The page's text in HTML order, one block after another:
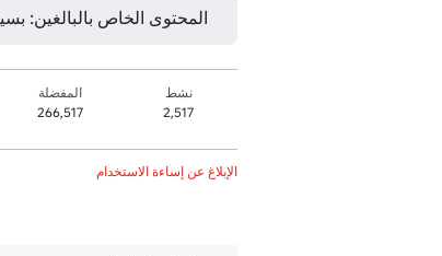
المحتوى الخاص بالبالغين:
نشط
2,517
المفضلة
266,517
الإبلاغ عن إساءة الاستخدام